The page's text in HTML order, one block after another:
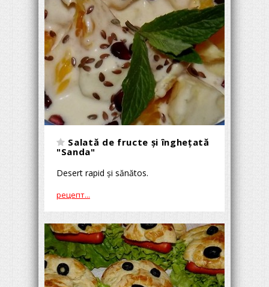
Salată de fructe și înghețată
"Sanda"
Desert rapid și sănătos.
рецепт...